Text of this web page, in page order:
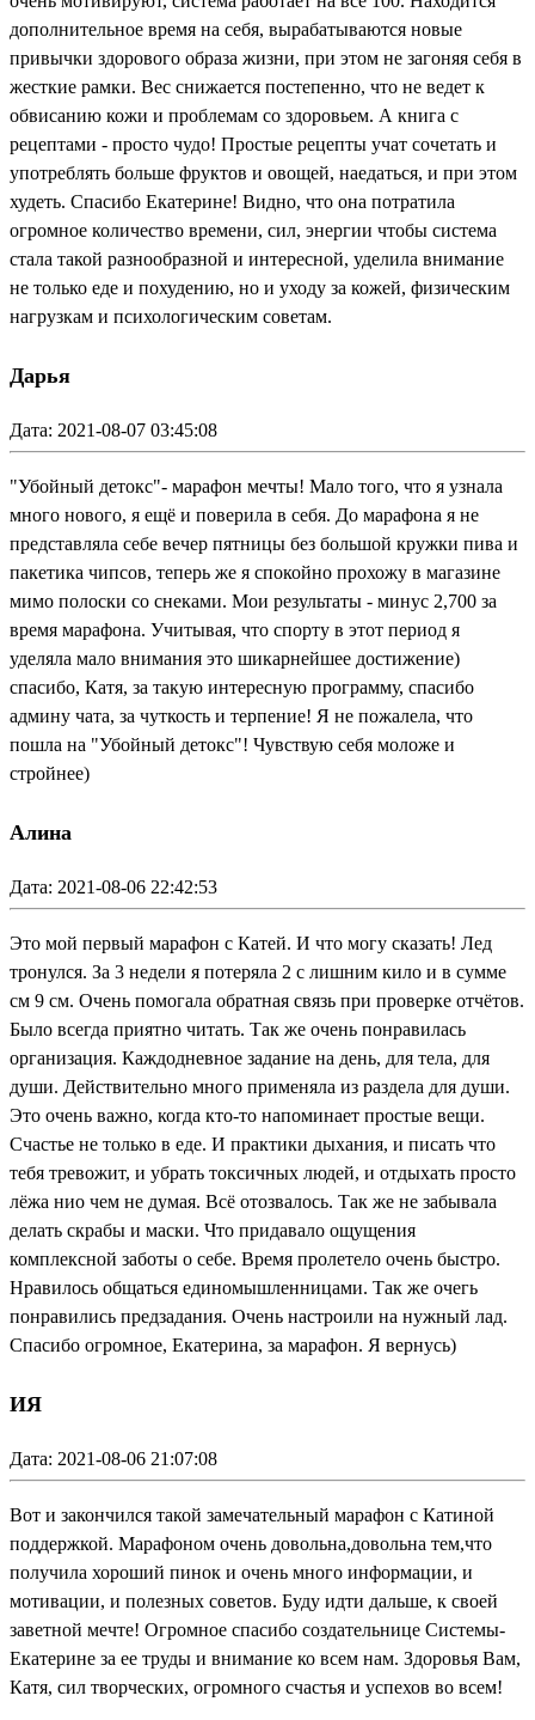
дополнительное время на себя, вырабатываются новые
привычки здорового образа жизни, при этом не загоняя себя в
жесткие рамки. Вес снижается постепенно, что не ведет к
обвисанию кожи и проблемам со здоровьем. А книга с
рецептами - просто чудо! Простые рецепты учат сочетать и
употреблять больше фруктов и овощей, наедаться, и при этом
худеть. Спасибо Екатерине! Видно, что она потратила
огромное количество времени, сил, энергии чтобы система
стала такой разнообразной и интересной, уделила внимание
не только еде и похудению, но и уходу за кожей, физическим
нагрузкам и психологическим советам.
Дарья
Дата: 2021-08-07 03:45:08
"Убойный детокс"- марафон мечты! Мало того, что я узнала
много нового, я ещё и поверила в себя. До марафона я не
представляла себе вечер пятницы без большой кружки пива и
пакетика чипсов, теперь же я спокойно прохожу в магазине
мимо полоски со снеками. Мои результаты - минус 2,700 за
время марафона. Учитывая, что спорту в этот период я
уделяла мало внимания это шикарнейшее достижение)
спасибо, Катя, за такую интересную программу, спасибо
админу чата, за чуткость и терпение! Я не пожалела, что
пошла на "Убойный детокс"! Чувствую себя моложе и
стройнее)
Алина
Дата: 2021-08-06 22:42:53
Это мой первый марафон с Катей. И что могу сказать! Лед
тронулся. За 3 недели я потеряла 2 с лишним кило и в сумме
см 9 см. Очень помогала обратная связь при проверке отчётов.
Было всегда приятно читать. Так же очень понравилась
организация. Каждодневное задание на день, для тела, для
души. Действительно много применяла из раздела для души.
Это очень важно, когда кто-то напоминает простые вещи.
Счастье не только в еде. И практики дыхания, и писать что
тебя тревожит, и убрать токсичных людей, и отдыхать просто
лёжа нио чем не думая. Всё отозвалось. Так же не забывала
делать скрабы и маски. Что придавало ощущения
комплексной заботы о себе. Время пролетело очень быстро.
Нравилось общаться единомышленницами. Так же очегь
понравились предзадания. Очень настроили на нужный лад.
Спасибо огромное, Екатерина, за марафон. Я вернусь)
ИЯ
Дата: 2021-08-06 21:07:08
Вот и закончился такой замечательный марафон с Катиной
поддержкой. Марафоном очень довольна,довольна тем,что
получила хороший пинок и очень много информации, и
мотивации, и полезных советов. Буду идти дальше, к своей
заветной мечте! Огромное спасибо создательнице Системы-
Екатерине за ее труды и внимание ко всем нам. Здоровья Вам,
Катя, сил творческих, огромного счастья и успехов во всем!